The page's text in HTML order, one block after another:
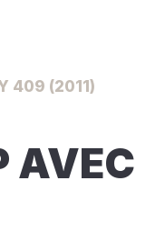
409 (2011)
AVEC